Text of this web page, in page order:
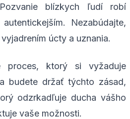
blízkych ľudí robí
Nezabúdajte,
úcty a uznania.
proces, ktorý si vyžaduje
budete držať týchto zásad,
odzrkadľuje ducha vášho
vaše možnosti.